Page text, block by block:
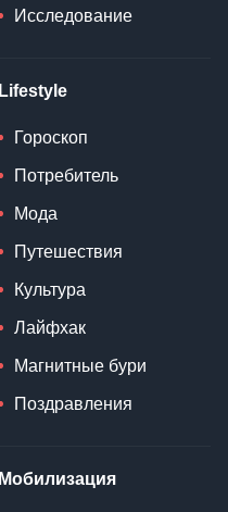
Исследование
Lifestyle
Гороскоп
Потребитель
Мода
Путешествия
Культура
Лайфхак
Магнитные бури
Поздравления
Мобилизация